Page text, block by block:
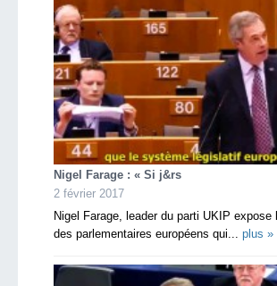
Nigel Farage : « Si j&rs
2 février 2017
Nigel Farage, leader du parti UKIP expose
des parlementaires européens qui... plus »